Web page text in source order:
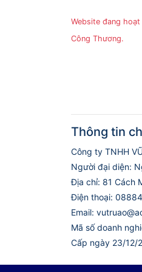
Website đang
Công Thương.
Thông tin
Công ty TNHH
Người đại diện:
Địa chỉ: 81 Cách
Điện thoại:
Email:
Mã số doanh
Cấp ngày 23/12/